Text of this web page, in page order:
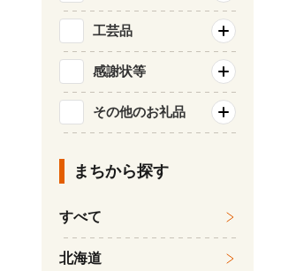
工芸品
感謝状等
その他のお礼品
まちから探す
すべて
北海道